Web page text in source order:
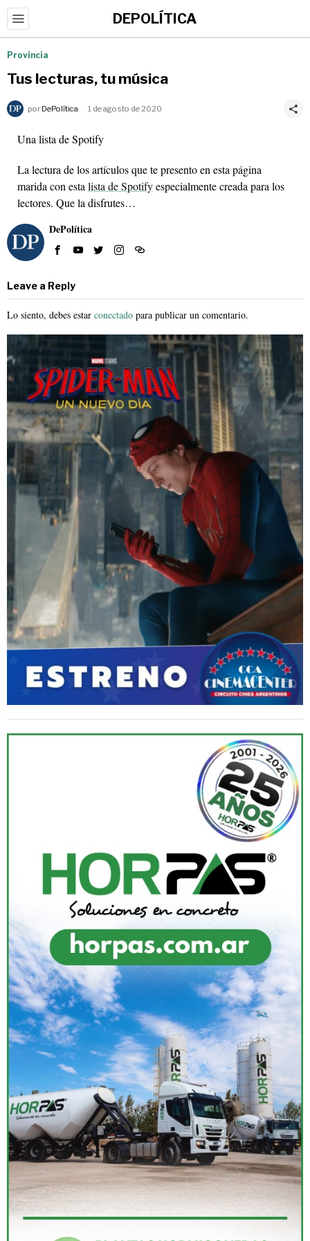
DEPOLÍTICA
Provincia
Tus lecturas, tu música
por DePolítica 1 de agosto de 2020
Una lista de Spotify
La lectura de los artículos que te presento en esta página
marida con esta lista de Spotifyespecialmente creada para los
lectores. Que la disfrutes…
DePolítica
Leave a Reply
Lo siento, debes estar conectado para publicar un comentario.